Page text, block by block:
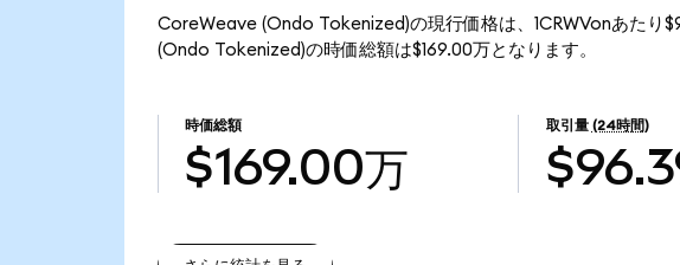
CoreWeave (Ondo Tokenized)の現行価格は、1CRWVonあたり
(Ondo Tokenized)の時価総額は$169.00万となります。
時価総額
$169.00万
取引量 (24時間)